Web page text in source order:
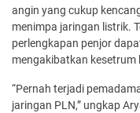
angin yang cukup
menimpa jaringan listrik.
perlengkapan penjor
mengakibatkan kesetrum
“Pernah terjadi
jaringan PLN,” ungkap